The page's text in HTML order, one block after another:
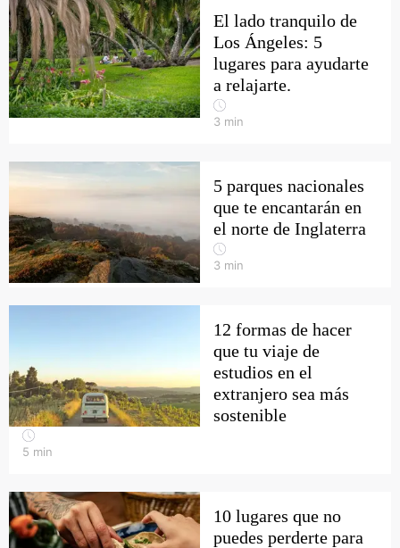
El lado tranquilo de
Los Ángeles: 5
lugares para ayudarte
a relajarte.
3 min
5 parques nacionales
que te encantarán en
el norte de Inglaterra
3 min
12 formas de hacer
que tu viaje de
estudios en el
extranjero sea más
sostenible
5 min
10 lugares que no
puedes perderte para